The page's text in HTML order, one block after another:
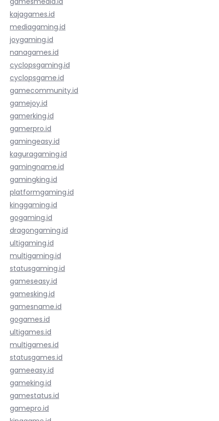
kajagames.id
mediagaming.id
joygaming.id
nanagames.id
cyclopsgaming.id
cyclopsgame.id
gamecommunity.id
gamejoy.id
gamerking.id
gamerpro.id
gamingeasy.id
kaguragaming.id
gamingname.id
gamingking.id
platformgaming.id
kinggaming.id
gogaming.id
dragongaming.id
ultigaming.id
multigaming.id
statusgaming.id
gameseasy.id
gamesking.id
gamesname.id
gogames.id
ultigames.id
multigames.id
statusgames.id
gameeasy.id
gameking.id
gamestatus.id
gamepro.id